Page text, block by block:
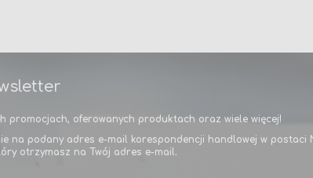
promocjach, oferowanych produktach oraz wiele więcej!
na podany adres e-mail korespondencji handlowej w postaci
otrzymasz na Twój adres e-mail.